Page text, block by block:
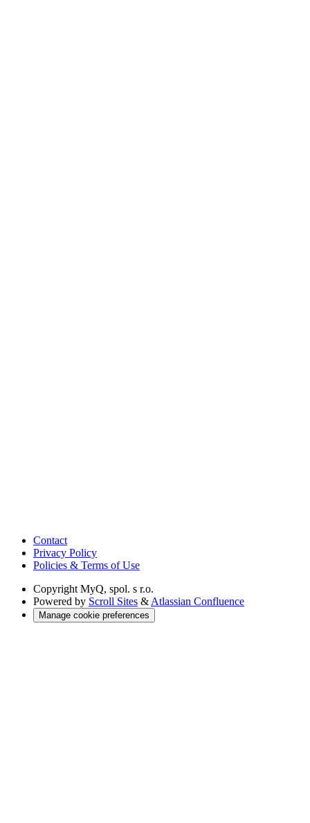
Contact
Privacy Policy
Policies & Terms of Use
Copyright MyQ, spol. s r.o.
Powered by Scroll Sites &Atlassian Confluence
Manage cookie preferences